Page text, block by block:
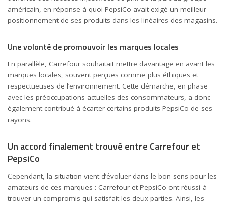
américain, en réponse à quoi PepsiCo avait exigé un meilleur
positionnement de ses produits dans les linéaires des magasins.
Une volonté de promouvoir les marques locales
En parallèle, Carrefour souhaitait mettre davantage en avant les
marques locales, souvent perçues comme plus éthiques et
respectueuses de l’environnement. Cette démarche, en phase
avec les préoccupations actuelles des consommateurs, a donc
également contribué à écarter certains produits PepsiCo de ses
rayons.
Un accord finalement trouvé entre Carrefour et
PepsiCo
Cependant, la situation vient d’évoluer dans le bon sens pour les
amateurs de ces marques : Carrefour et PepsiCo ont réussi à
trouver un compromis qui satisfait les deux parties. Ainsi, les